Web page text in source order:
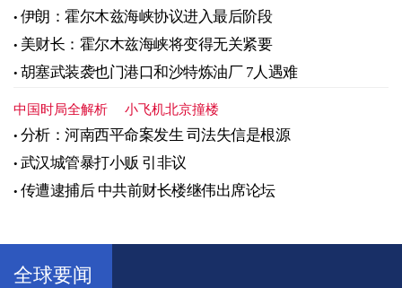
伊朗：霍尔木兹海峡协议进入最后阶段
美财长：霍尔木兹海峡将变得无关紧要
胡塞武装袭也门港口和沙特炼油厂 7人遇难
中国时局全解析 小飞机北京撞楼
分析：河南西平命案发生 司法失信是根源
武汉城管暴打小贩 引非议
传遭逮捕后 中共前财长楼继伟出席论坛
全球要闻